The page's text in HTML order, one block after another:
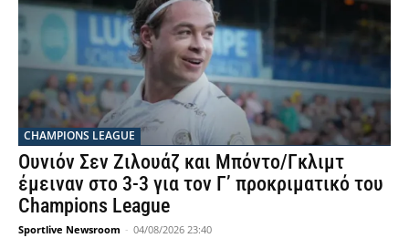
CHAMPIONS LEAGUE
Ουνιόν Σεν Ζιλουάζ και Μπόντο/Γκλιμτ
έμειναν στο 3-3 για τον Γ’ προκριματικό του
Champions League
Sportlive Newsroom - 04/08/2026 23:40